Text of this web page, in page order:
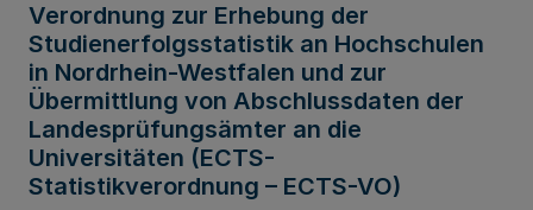
Verordnung zur Erhebung der
Studienerfolgsstatistik an Hochschulen
in Nordrhein-Westfalen und zur
Übermittlung von Abschlussdaten der
Landesprüfungsämter an die
Universitäten (ECTS-
Statistikverordnung – ECTS-VO)